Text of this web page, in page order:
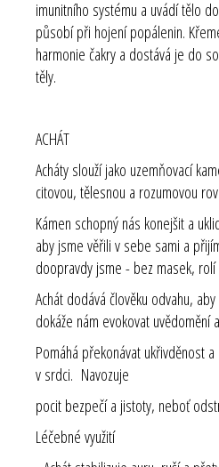
imunitního systému a uvádí tělo
působí při hojení popálenin.
harmonie čakry a dostává je do
těly.
ACHÁT
Acháty slouží jako uzemňovací
citovou, tělesnou a rozumovou
Kámen schopný nás konejšit a
aby jsme věřili v sebe sami a
doopravdy jsme - bez masek, rolí
Achát dodává člověku odvahu,
dokáže nám evokovat uvědomění
Pomáhá překonávat ukřivděnost
v srdci. Navozuje
pocit bezpečí a jistoty, neboť
Léčebné využití